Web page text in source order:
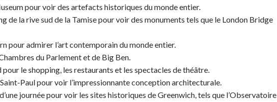
pour voir des artefacts historiques du monde entier.
de la rive sud de la Tamise pour voir des monuments tels que le London Bridge
pour admirer l’art contemporain du monde entier.
du Parlement et de Big Ben.
pour le shopping, les restaurants et les spectacles de théâtre.
Paul pour voir l’impressionnante conception architecturale.
journée pour voir les sites historiques de Greenwich, tels que l’Observatoire